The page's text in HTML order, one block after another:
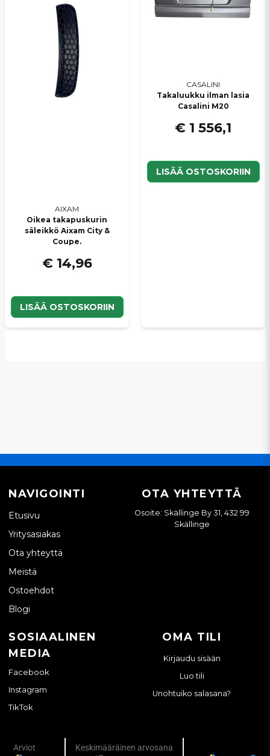
AIXAM
Oikea takapuskurin
säleikkö Aixam City &
Coupe.
€ 14,96
LISÄÄ OSTOSKORIIN
CASALINI
Takaluukku ilman lasia
Casalini M20
€ 1 556,1
LISÄÄ OSTOSKORIIN
NAVIGOINTI
Etusivu
Yritysasiakas
Ota yhteyttä
Meistä
Ostoehdot
Blogi
OTA YHTEYTTÄ
Osoite: Skällinge By 31, 432 99
Skällinge
SOSIAALINEN
MEDIA
Facebook
Instagram
TikTok
OMA TILI
Kirjaudu sisään
Luo tili
Unohtuiko salasana?